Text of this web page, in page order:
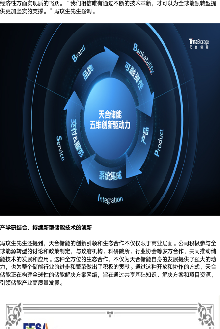
经济性方面实现质的飞跃。“我们相信唯有通过不断的技术革新，才可以为全球能源转型提
供更加坚实的支撑。”冯玟生先生强调。
产学研结合，持续新型储能技术的创新
冯玟生先生还提到，天合储能的创新引领和生态合作不仅仅限于商业层面。公司积极参与全
球能源转型的讨论和政策制定，与政府机构、科研院所、行业协会等多方合作，共同推动储
能技术的发展和应用。这种全方位的生态合作，不仅为天合储能自身的发展提供了强大的动
力，也为整个储能行业的进步和繁荣做出了积极的贡献。通过这种开放和协作的方式，天合
储能正在构建全球性的储能解决方案网络，旨在通过共享基础知识、解决方案和项目资源，
引领储能产业高质量发展。